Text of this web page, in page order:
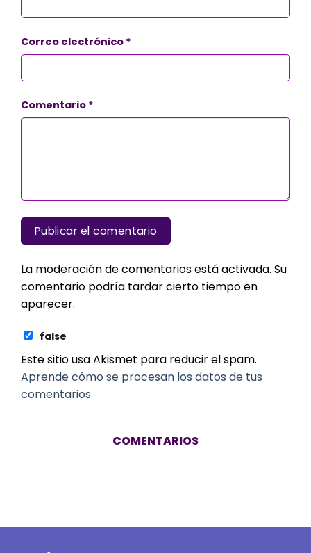
Correo electrónico *
Comentario *
La moderación de comentarios está activada. Su
comentario podría tardar cierto tiempo en
aparecer.
false
Este sitio usa Akismet para reducir el spam.
Aprende cómo se procesan los datos de tus
comentarios.
COMENTARIOS